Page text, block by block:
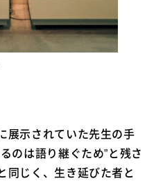
展示されていた先生の手
のは語り継ぐため”と残さ
同じく、生き延びた者と